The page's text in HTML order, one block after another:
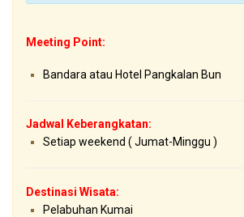
Meeting Point:
Bandara atau Hotel Pangkalan Bun
Jadwal Keberangkatan:
Setiap weekend ( Jumat-Minggu )
Destinasi Wisata:
Pelabuhan Kumai